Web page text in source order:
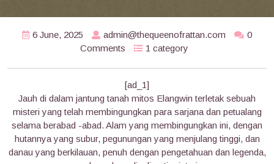
6 June, 2025 admin@thequeenofrattan.com
0
Comments
1 category
[ad_1]
Jauh di dalam jantung tanah mitos Elangwin terletak sebuah
misteri yang telah membingungkan para sarjana dan petualang
selama berabad -abad. Alam yang membingungkan ini, dengan
hutannya yang subur, pegunungan yang menjulang tinggi, dan
danau yang berkilauan, penuh dengan pengetahuan dan legenda,